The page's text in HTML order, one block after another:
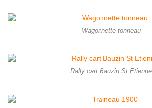
Wagonnette tonneau
Rally cart Bauzin St Etienne